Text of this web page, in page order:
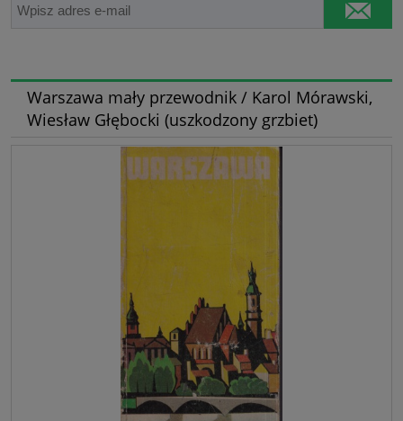
Warszawa mały przewodnik / Karol Mórawski,
Wiesław Głębocki (uszkodzony grzbiet)